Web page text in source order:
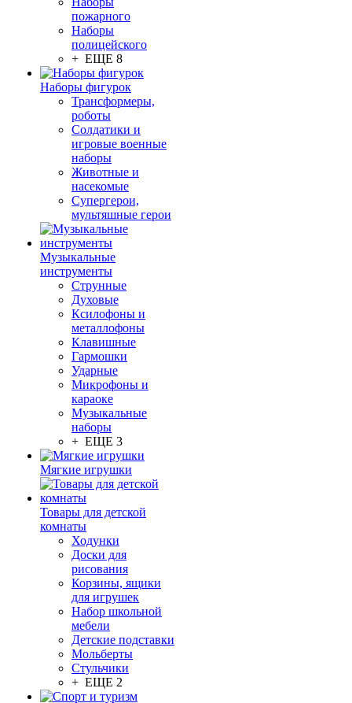
пожарного
Наборы
полицейского
+ ЕЩЕ 8
Наборы фигурок
Трансформеры,
роботы
Солдатики и
игровые военные
наборы
Животные и
насекомые
Супергерои,
мультяшные герои
Музыкальные
инструменты
Струнные
Духовые
Ксилофоны и
металлофоны
Клавишные
Гармошки
Ударные
Микрофоны и
караоке
Музыкальные
наборы
+ ЕЩЕ 3
Мягкие игрушки
Товары для детской
комнаты
Ходунки
Доски для
рисования
Корзины, ящики
для игрушек
Набор школьной
мебели
Детские подставки
Мольберты
Стульчики
+ ЕЩЕ 2